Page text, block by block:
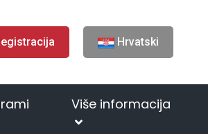
Hrvatski
Više informacija